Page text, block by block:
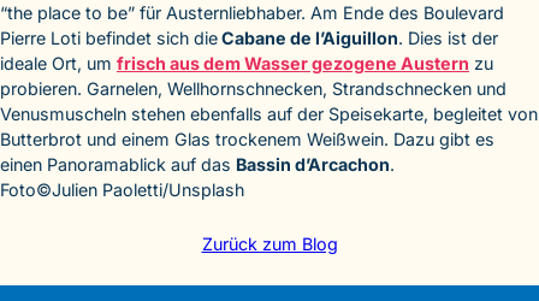
“the place to be” für Austernliebhaber. Am Ende des Boulevard
Pierre Loti befindet sich dieCabane de l’Aiguillon. Dies ist der
ideale Ort, um frisch aus dem Wasser gezogene Austern zu
probieren. Garnelen, Wellhornschnecken, Strandschnecken und
Venusmuscheln stehen ebenfalls auf der Speisekarte, begleitet von
Butterbrot und einem Glas trockenem Weißwein. Dazu gibt es
einen Panoramablick auf das Bassin d’Arcachon.
Foto©Julien Paoletti/Unsplash
Zurück zum Blog